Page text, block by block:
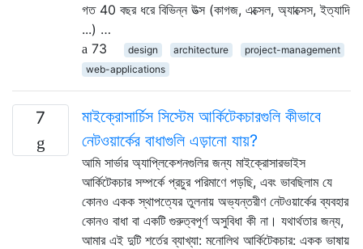
গত 40 বছর ধরে বিভিন্ন উত্স (কাগজ, এক্সেল, অ্যাক্সেস, ইত্যাদি
...) …
73
design architecture
project-management
web-applications
7
মাইক্রোসার্চিস সিস্টেম আর্কিটেকচারগুলি কীভাবে
নেটওয়ার্কের বাধাগুলি এড়ানো যায়?
আমি সার্ভার অ্যাপ্লিকেশনগুলির জন্য মাইক্রোসারভাইস
আর্কিটেকচার সম্পর্কে প্রচুর পরিমাণে পড়ছি, এবং ভাবছিলাম যে
কোনও একক স্থাপত্যের তুলনায় অভ্যন্তরীণ নেটওয়ার্কের ব্যবহার
কোনও বাধা বা একটি গুরুত্বপূর্ণ অসুবিধা কী না। যথার্থতার জন্য,
আমার এই দুটি শর্তের ব্যাখ্যা: মনোলিথ আর্কিটেকচার: একক ভাষায়